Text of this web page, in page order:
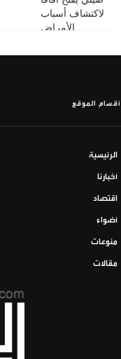
أقسام الموقع
الرئيسية
أخبارنا
اقتصاد
أضواء
منوعات
مقالات